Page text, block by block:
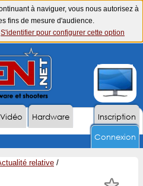
à naviguer, vous nous autorisez à
fins de mesure d'audience.
S'identifier pour configurer cette option
Inscription
Hardware
Connexion
relative /